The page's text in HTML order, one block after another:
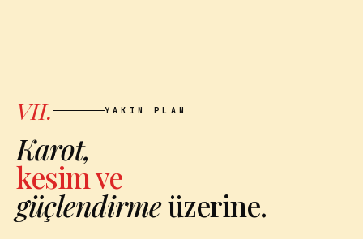
VII. YAKIN PLAN
Karot,
kesim ve
güçlendirmeüzerine.